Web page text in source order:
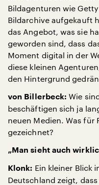
Bildagenturen wie
Bildarchive aufgekauft
das Angebot, was sie
geworden sind, dass
Moment digital in der
diese kleinen
den Hintergrund
von Billerbeck: Wie
beschäftigen sich ja
neuen Medien. Was für
gezeichnet?
„Man sieht auch
Klonk: Ein kleiner Blick
Deutschland zeigt,